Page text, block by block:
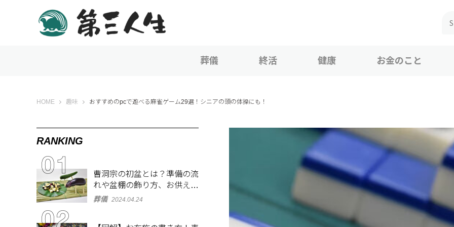
葬儀 終活 健康 お金のこと
HOME 第三人生 〜寄り道の歩き方〜
趣味 おすすめのpcで遊べる麻雀ゲーム29選！シニアの頭の体操にも！
RANKING
曹洞宗の初盆とは？準備の流
れや盆棚の飾り方、お供え物
を解説
葬儀 2024.04.24